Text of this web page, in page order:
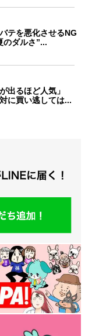
テを悪化させるNG
ダルさ”...
出るほど人気」
に買い逃しては...